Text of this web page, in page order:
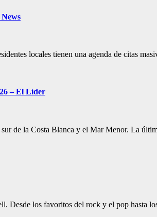
locales tienen una agenda de citas
– El Líder
de la Costa Blanca y el Mar Menor. La
Desde los favoritos del rock y el pop hasta